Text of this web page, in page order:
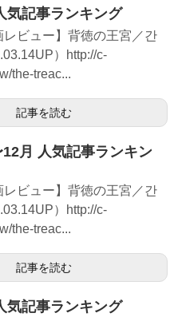
気記事ランキング
レビュー】背徳の王宮／간
）http://c-
the-treac...
記事を読む
月 人気記事ランキン
レビュー】背徳の王宮／간
）http://c-
the-treac...
記事を読む
気記事ランキング